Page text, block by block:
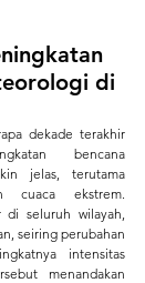
di
bencana
jelas, terutama
cuaca ekstrem.
seluruh wilayah,
seiring perubahan
intensitas
menandakan